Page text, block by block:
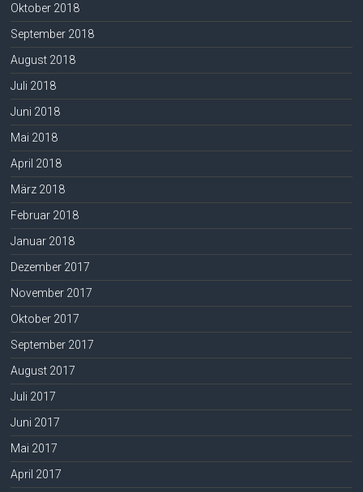
Oktober 2018
September 2018
August 2018
Juli 2018
Juni 2018
Mai 2018
April 2018
März 2018
Februar 2018
Januar 2018
Dezember 2017
November 2017
Oktober 2017
September 2017
August 2017
Juli 2017
Juni 2017
Mai 2017
April 2017